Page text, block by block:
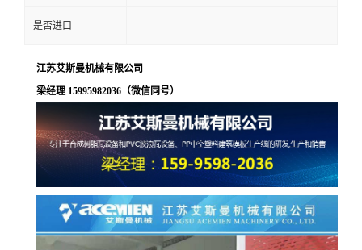
是否进口
江苏艾斯曼机械有限公司
梁经理 15995982036（微信同号）